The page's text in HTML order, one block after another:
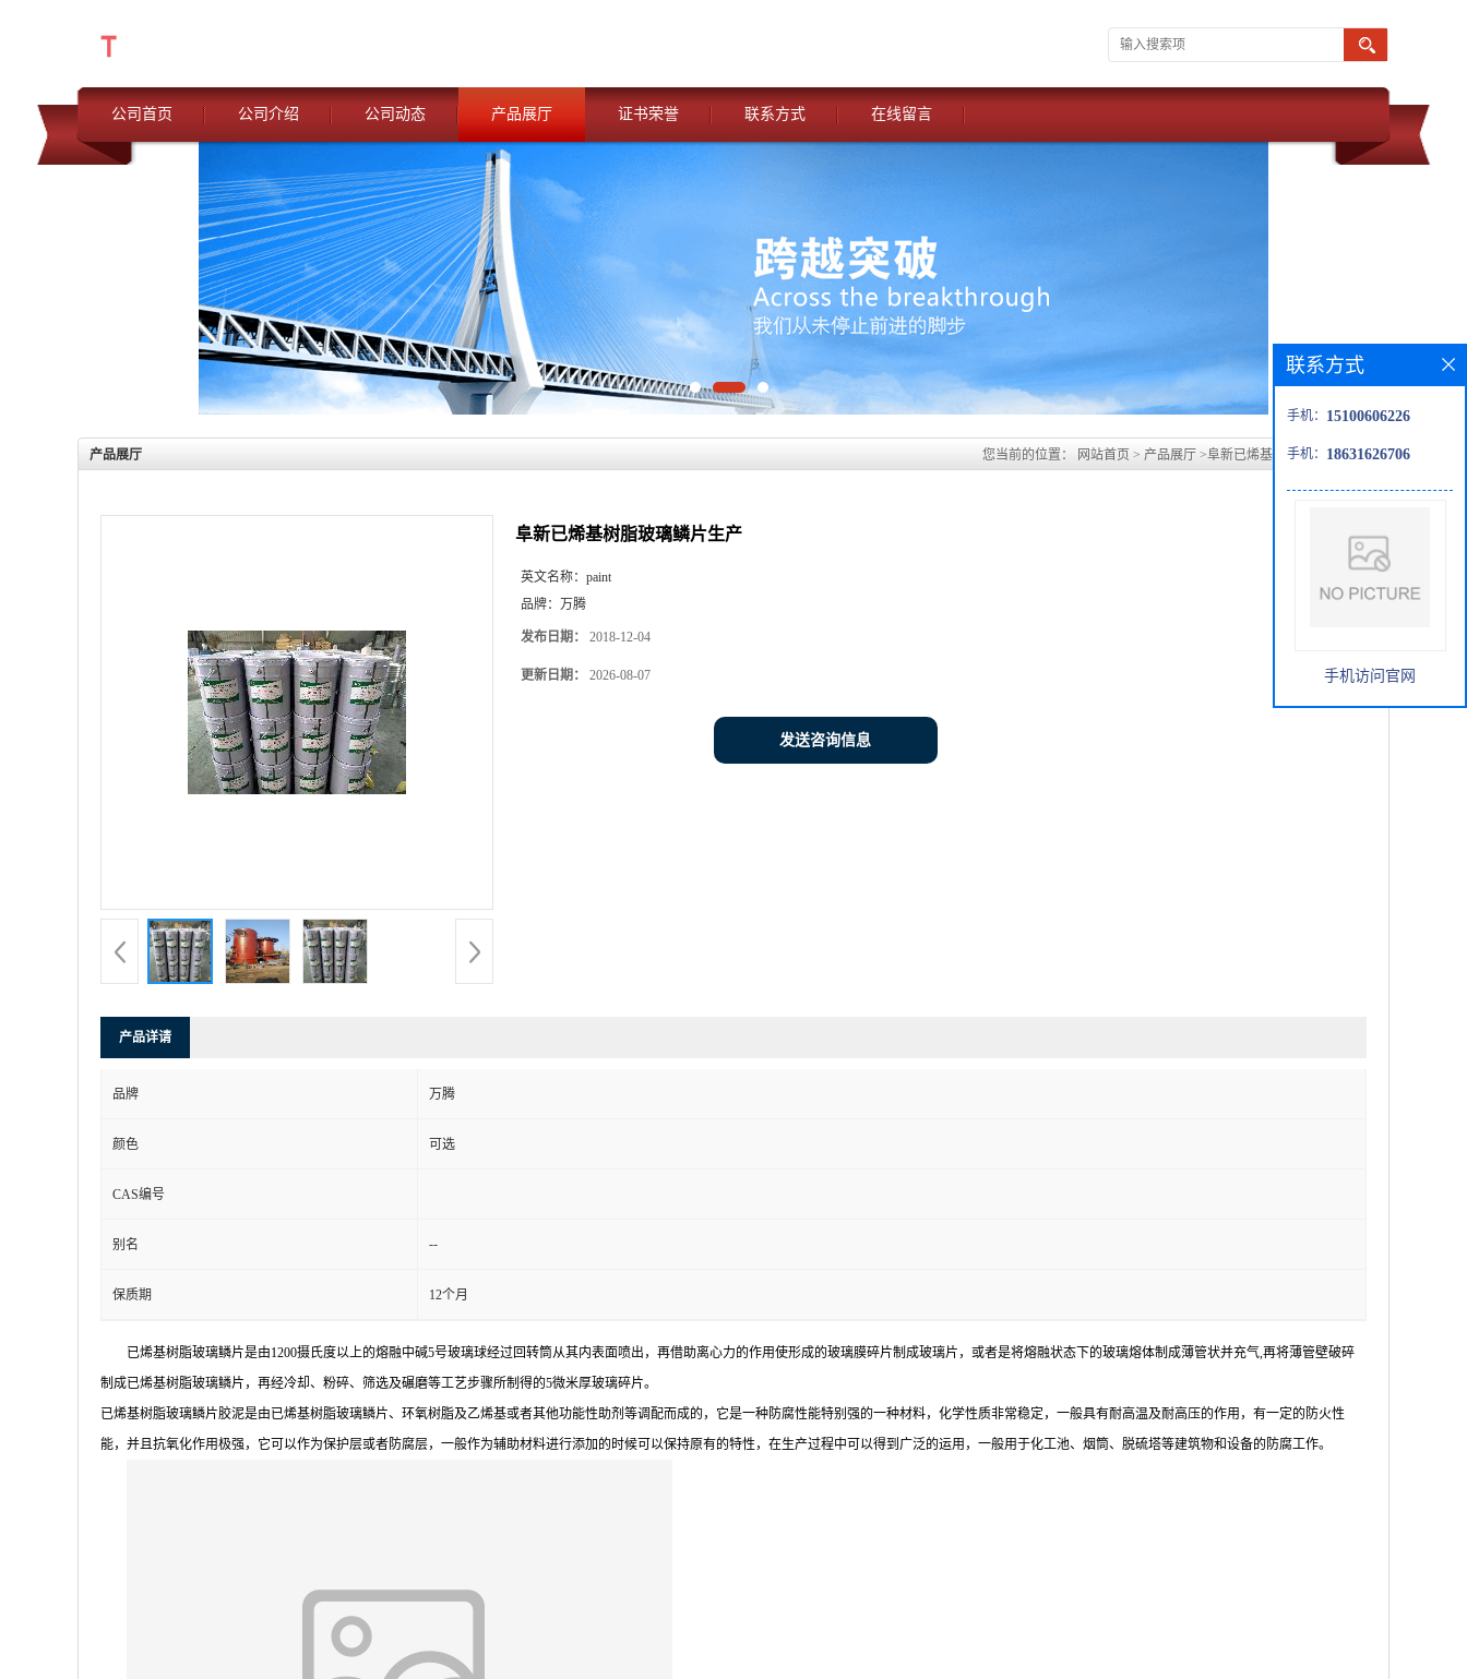
公司首页 公司介绍 公司动态 产品展厅 证书荣誉 联系方式 在线留言
产品展厅 您当前的位置： 网站首页 > 产品展厅 >阜新已烯基树脂玻璃鳞片生产
阜新已烯基树脂玻璃鳞片生产
英文名称： paint
品牌： 万腾
发布日期： 2018-12-04
更新日期： 2026-08-07
发送咨询信息
产品详请
品牌 万腾
颜色 可选
CAS编号
别名 --
保质期 12个月
已烯基树脂玻璃鳞片是由1200摄氏度以上的熔融中碱5号玻璃球经过回转筒从其内表面喷出，再借助离心力的作用使形成的玻璃膜碎片制成玻璃片，或者是将熔融状态下的玻璃熔体制成薄管状并充气,再将薄管壁破碎
制成已烯基树脂玻璃鳞片，再经冷却、粉碎、筛选及碾磨等工艺步骤所制得的5微米厚玻璃碎片。
已烯基树脂玻璃鳞片胶泥是由已烯基树脂玻璃鳞片、环氧树脂及乙烯基或者其他功能性助剂等调配而成的，它是一种防腐性能特别强的一种材料，化学性质非常稳定，一般具有耐高温及耐高压的作用，有一定的防火性
能，并且抗氧化作用极强，它可以作为保护层或者防腐层，一般作为辅助材料进行添加的时候可以保持原有的特性，在生产过程中可以得到广泛的运用，一般用于化工池、烟筒、脱硫塔等建筑物和设备的防腐工作。
联系方式
手机： 15100606226
手机： 18631626706
手机访问官网